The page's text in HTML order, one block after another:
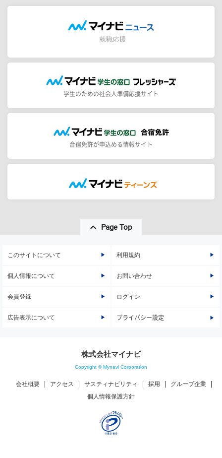
学生のための社会人準備応援サイト
合宿免許が申込める情報サイト
Page Top
このサイトについて 利用規約
個人情報について お問い合わせ
会員登録 ログイン
広告表示について プライバシー設定
株式会社マイナビ
Copyright © Mynavi Corporation
会社概要 アクセス サスティナビリティ 採用
グループ企業
個人情報保護方針